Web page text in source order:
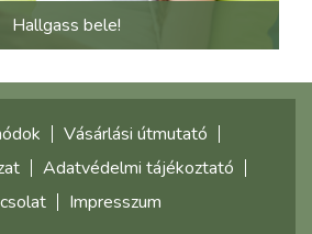
Hallgass bele!
Vásárlási útmutató
Adatvédelmi tájékoztató
Impresszum